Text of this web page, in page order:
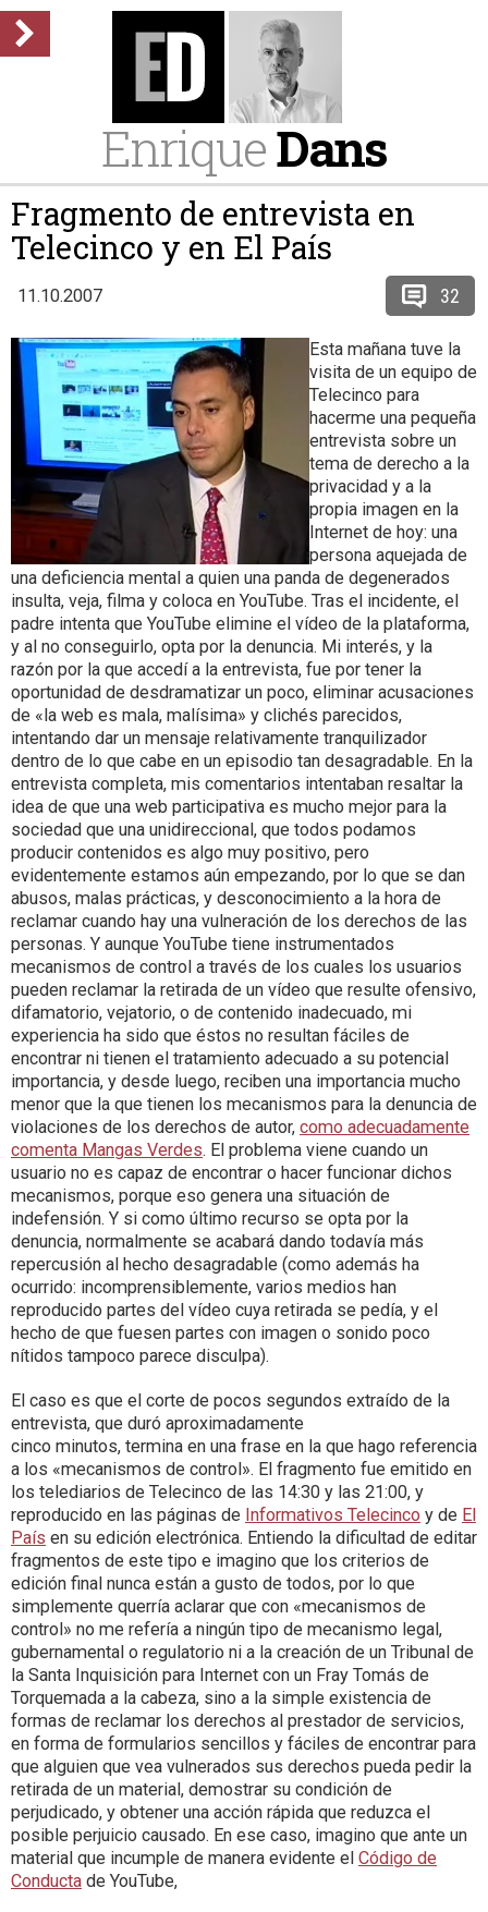
EnriqueDans
Fragmento de entrevista en
Telecinco y en El País
11.10.2007 32
Esta mañana tuve la
visita de un equipo de
Telecinco para
hacerme una pequeña
entrevista sobre un
tema de derecho a la
privacidad y a la
propia imagen en la
Internet de hoy: una
persona aquejada de
una deficiencia mental a quien una panda de degenerados
insulta, veja, filma y coloca en YouTube. Tras el incidente, el
padre intenta que YouTube elimine el vídeo de la plataforma,
y al no conseguirlo, opta por la denuncia. Mi interés, y la
razón por la que accedí a la entrevista, fue por tener la
oportunidad de desdramatizar un poco, eliminar acusaciones
de «la web es mala, malísima» y clichés parecidos,
intentando dar un mensaje relativamente tranquilizador
dentro de lo que cabe en un episodio tan desagradable. En la
entrevista completa, mis comentarios intentaban resaltar la
idea de que una web participativa es mucho mejor para la
sociedad que una unidireccional, que todos podamos
producir contenidos es algo muy positivo, pero
evidentemente estamos aún empezando, por lo que se dan
abusos, malas prácticas, y desconocimiento a la hora de
reclamar cuando hay una vulneración de los derechos de las
personas. Y aunque YouTube tiene instrumentados
mecanismos de control a través de los cuales los usuarios
pueden reclamar la retirada de un vídeo que resulte ofensivo,
difamatorio, vejatorio, o de contenido inadecuado, mi
experiencia ha sido que éstos no resultan fáciles de
encontrar ni tienen el tratamiento adecuado a su potencial
importancia, y desde luego, reciben una importancia mucho
menor que la que tienen los mecanismos para la denuncia de
violaciones de los derechos de autor, como adecuadamente
comenta Mangas Verdes. El problema viene cuando un
usuario no es capaz de encontrar o hacer funcionar dichos
mecanismos, porque eso genera una situación de
indefensión. Y si como último recurso se opta por la
denuncia, normalmente se acabará dando todavía más
repercusión al hecho desagradable (como además ha
ocurrido: incomprensiblemente, varios medios han
reproducido partes del vídeo cuya retirada se pedía, y el
hecho de que fuesen partes con imagen o sonido poco
nítidos tampoco parece disculpa).
El caso es que el corte de pocos segundos extraído de la
entrevista, que duró aproximadamente
cinco minutos, termina en una frase en la que hago referencia
a los «mecanismos de control». El fragmento fue emitido en
los telediarios de Telecinco de las 14:30 y las 21:00, y
reproducido en las páginas de Informativos Telecinco y de El
País en su edición electrónica. Entiendo la dificultad de editar
fragmentos de este tipo e imagino que los criterios de
edición final nunca están a gusto de todos, por lo que
simplemente querría aclarar que con «mecanismos de
control» no me refería a ningún tipo de mecanismo legal,
gubernamental o regulatorio ni a la creación de un Tribunal de
la Santa Inquisición para Internet con un Fray Tomás de
Torquemada a la cabeza, sino a la simple existencia de
formas de reclamar los derechos al prestador de servicios,
en forma de formularios sencillos y fáciles de encontrar para
que alguien que vea vulnerados sus derechos pueda pedir la
retirada de un material, demostrar su condición de
perjudicado, y obtener una acción rápida que reduzca el
posible perjuicio causado. En ese caso, imagino que ante un
material que incumple de manera evidente el Código de
Conducta de YouTube,